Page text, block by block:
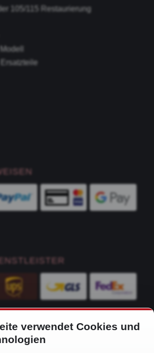
105/115 Restaurierung
GmbH
verwendet Cookies und